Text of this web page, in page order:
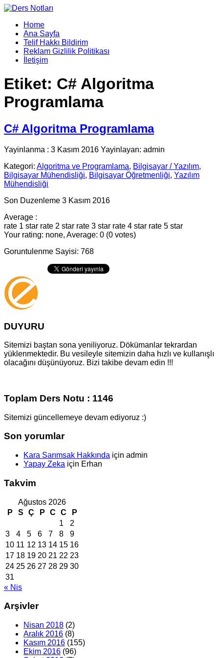
Home
Ana Sayfa
Telif Hakkı Bildirim
Reklam Gizlilik Politikası
İletişim
Etiket: C# Algoritma
Programlama
C# Algoritma Programlama
Yayinlanma : 3 Kasım 2016 Yayinlayan: admin
Kategori: Algoritma ve Programlama, Bilgisayar / Yazılım,
Bilgisayar Mühendisliği, Bilgisayar Öğretmenliği, Yazılım
Mühendisliği
Son Duzenleme 3 Kasım 2016
Average :
rate 1 star rate 2 star rate 3 star rate 4 star rate 5 star
Your rating: none, Average: 0 (0 votes)
Goruntulenme Sayisi: 768
DUYURU
Sitemizi baştan sona yeniliyoruz. Dökümanlar tekrardan
yüklenmektedir. Bu vesileyle sitemizin daha hızlı ve kullanışlı
olacağını düşünüyoruz. Bizi takibe devam edin !!!
Toplam Ders Notu : 1146
Sitemizi güncellemeye devam ediyoruz :)
Son yorumlar
Kara Sarımsak Hakkında için admin
Yapay Zeka için Erhan
Takvim
Ağustos 2026
P
S Ç P C C
P
1
2
3
4 5 6 7 8
9
10 11 12 13 14 15 16
17 18 19 20 21 22 23
24 25 26 27 28 29 30
31
« Nis
Arşivler
Nisan 2018 (2)
Aralık 2016 (8)
Kasım 2016 (155)
Ekim 2016 (96)